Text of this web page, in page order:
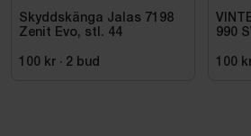
Skyddskänga Jalas 7198
Zenit Evo, stl. 44
100 kr · 2 bud
990
100